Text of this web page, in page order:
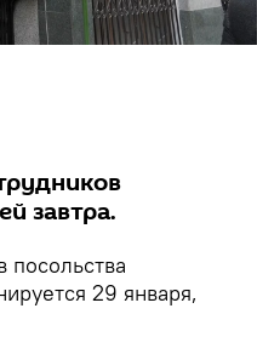
завтра.
посольства
29 января,